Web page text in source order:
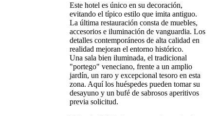
Este hotel es único en su decoración,
evitando el típico estilo que imita antiguo.
La última restauración consta de muebles,
accesorios e iluminación de vanguardia. Los
detalles contemporáneos de alta calidad en
realidad mejoran el entorno histórico.
Una sala bien iluminada, el tradicional
"portego" veneciano, frente a un amplio
jardín, un raro y excepcional tesoro en esta
zona. Aquí los huéspedes pueden tomar su
desayuno y un bufé de sabrosos aperitivos
previa solicitud.